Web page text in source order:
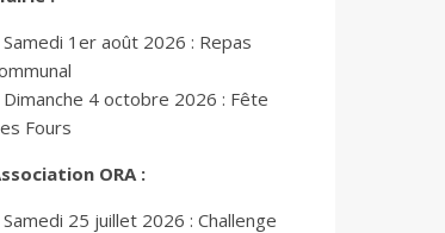
Samedi 1er août 2026 : Repas
Dimanche 4 octobre 2026 : Fête
Fours
ORA :
Samedi 25 juillet 2026 : Challenge